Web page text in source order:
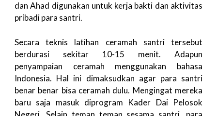
dan Ahad digunakan untuk kerja bakti dan aktivitas
pribadi para santri.
Secara teknis latihan ceramah santri tersebut
berdurasi sekitar 10-15 menit. Adapun
penyampaian ceramah menggunakan bahasa
Indonesia. Hal ini dimaksudkan agar para santri
benar benar bisa ceramah dulu. Mengingat mereka
baru saja masuk diprogram Kader Dai Pelosok